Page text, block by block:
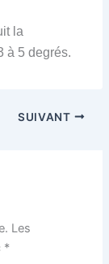
la
à 5 degrés.
SUIVANT
Les
*